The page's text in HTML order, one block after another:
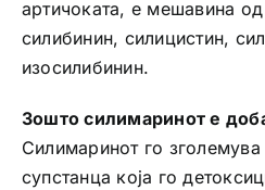
артичоката, е мешавина
силибинин, силицистин,
изосилибинин.
Зошто силимаринот е
Силимаринот го зголемува
супстанца која го